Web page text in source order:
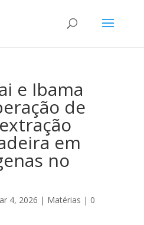
e Ibama
de
em
no
4, 2026 | Matérias | 0